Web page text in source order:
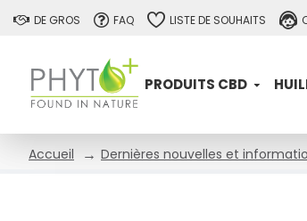
DE GROS FAQ LISTE DE SOUHAITS
PRODUITS CBD
Accueil Dernières nouvelles et